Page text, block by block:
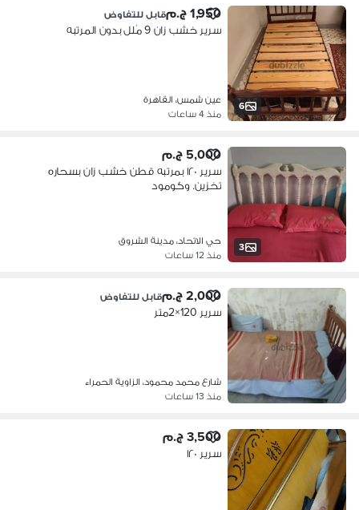
6
1,950 ج.م قابل للتفاوض
سرير خشب زان 9 مُلل بدون المرتبه
عين شمس، القاهرة
منذ 4 ساعات
3
5,000 ج.م
سرير ١٢٠ بمرتبه قطن خشب زان بسحاره
تخزين. وكومود
حي الاتحاد، مدينة الشروق
منذ 12 ساعات
2,000 ج.م قابل للتفاوض
سرير 120×2متر
شارع محمد محمود، الزاوية الحمراء
منذ 13 ساعات
3,500 ج.م
سرير ١٢٠